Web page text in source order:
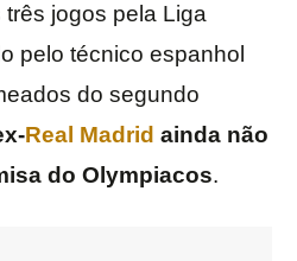
jogos pela Liga
pelo técnico espanhol
do segundo
Real Madrid ainda não
do Olympiacos.